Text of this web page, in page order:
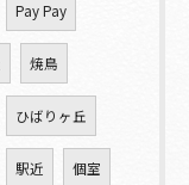
Pay Pay
焼鳥
ひばりヶ丘
駅近 個室